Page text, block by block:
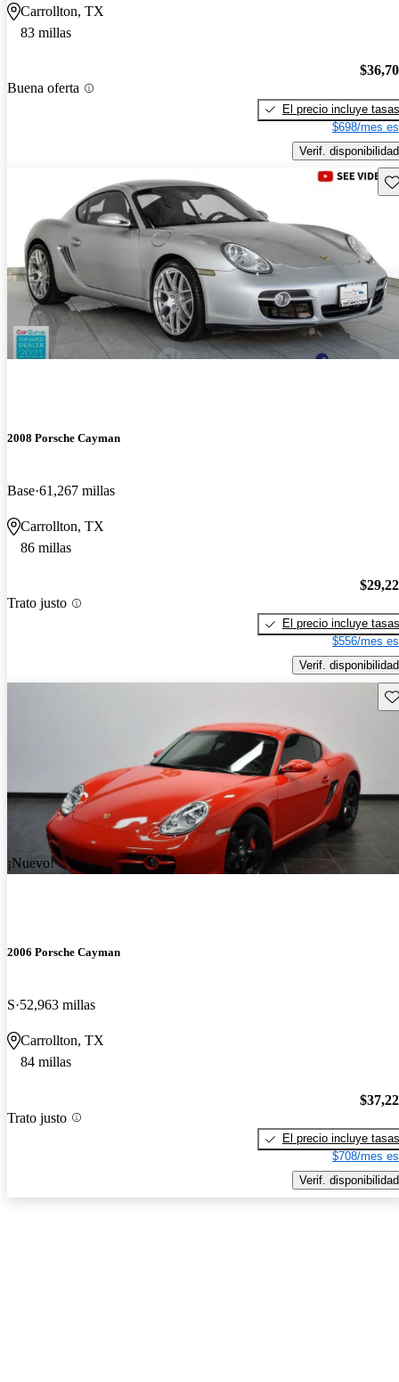
Carrollton, TX
83 millas
Buena oferta
El precio incluye tasas
$698/mes
Verif. disponibilidad
2008 Porsche Cayman
Base 61,267 millas
Carrollton, TX
86 millas
Trato justo
El precio incluye tasas
$556/mes
Verif. disponibilidad
¡Nuevo!
2006 Porsche Cayman
S 52,963 millas
Carrollton, TX
84 millas
Trato justo
El precio incluye tasas
$708/mes
Verif. disponibilidad